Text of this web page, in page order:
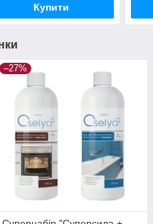
Купити
–27%